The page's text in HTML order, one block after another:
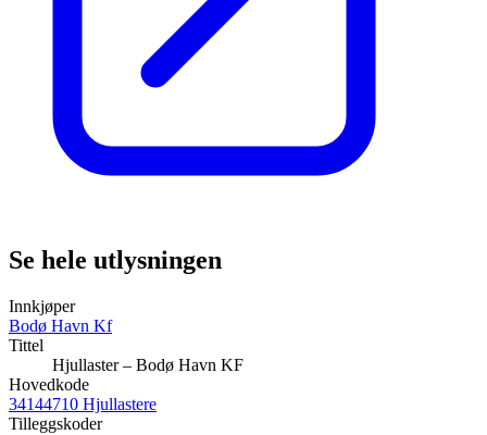
Se hele utlysningen
Innkjøper
Bodø Havn Kf
Tittel
Hjullaster – Bodø Havn KF
Hovedkode
34144710 Hjullastere
Tilleggskoder